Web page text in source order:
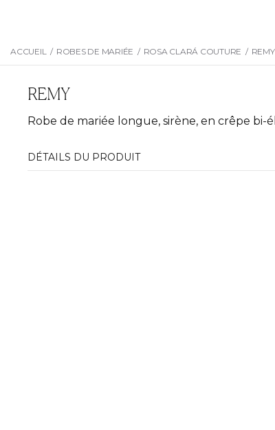
ACCUEIL / ROBES DE MARIÉE / ROSA CLARÁ COUTURE / REMY
REMY
Robe de mariée longue, sirène, en crêpe
DÉTAILS DU PRODUIT